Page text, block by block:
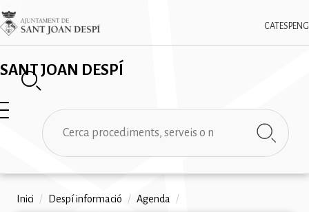
Vés
al
contingut
SANT JOAN DESPÍ
CAT ESPENG
Imatge
✕
Cerca
Fil
Inici / Despí informació / Agenda /